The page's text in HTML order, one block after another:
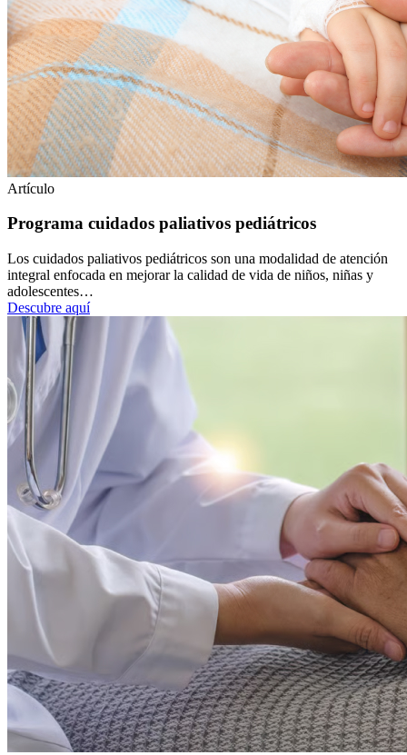
Artículo
Programa cuidados paliativos pediátricos
Los cuidados paliativos pediátricos son una modalidad de atención
integral enfocada en mejorar la calidad de vida de niños, niñas y
adolescentes…
Descubre aquí